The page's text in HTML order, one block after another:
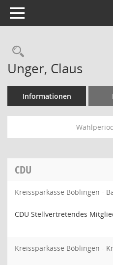
Toggle navigation
Unger, Claus
Informationen
CDU
Kreissparkasse Böblingen -
CDU Stellvertretendes
Kreissparkasse Böblingen -